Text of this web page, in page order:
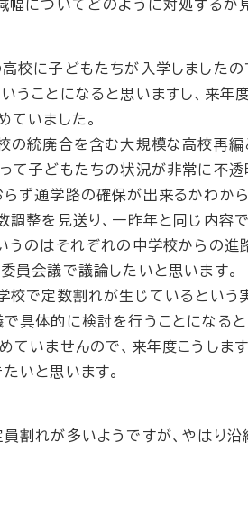
幅についてどのように対処するか
校に子どもたちが入学しました
うことになると思いますし、来
ていました。
の統廃合を含む大規模な高校再編
て子どもたちの状況が非常に不
ず通学路の確保が出来るかわか
調整を見送り、一昨年と同じ内容
うのはそれぞれの中学校からの
員会議で議論したいと思います。
校で定数割れが生じているとい
具体的に検討を行うことになると
ていませんので、来年度こうしま
いと思います。
割れが多いようですが、やはり